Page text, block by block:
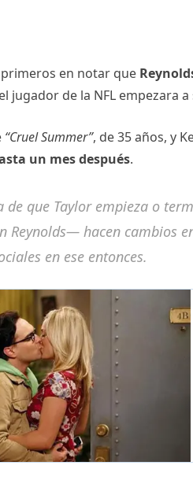
en notar que
jugador de la NFL empezara
“Cruel Summer”, de 35 años, y
un mes después.
de que Taylor empieza o
Reynolds— hacen cambios
en ese entonces.